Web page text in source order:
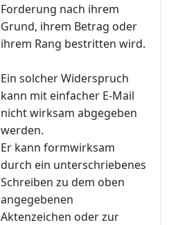
Forderung nach ihrem
Grund, ihrem Betrag oder
ihrem Rang bestritten wird.
Ein solcher Widerspruch
kann mit einfacher E-Mail
nicht wirksam abgegeben
werden.
Er kann formwirksam
durch ein unterschriebenes
Schreiben zu dem oben
angegebenen
Aktenzeichen oder zur